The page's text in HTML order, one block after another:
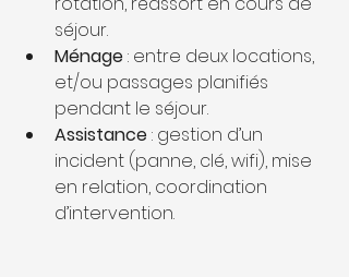
séjour.
Ménage : entre deux locations,
et/ou passages planifiés
pendant le séjour.
Assistance : gestion d’un
incident (panne, clé, wifi), mise
en relation, coordination
d’intervention.